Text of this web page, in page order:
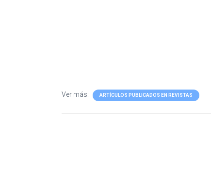
Ver más: ARTÍCULOS PUBLICADOS EN REVISTAS